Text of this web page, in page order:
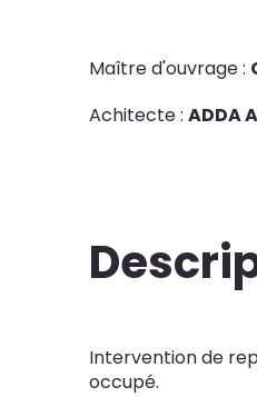
Maître d'ouvrage :
Achitecte : ADDA
Intervention de
occupé.